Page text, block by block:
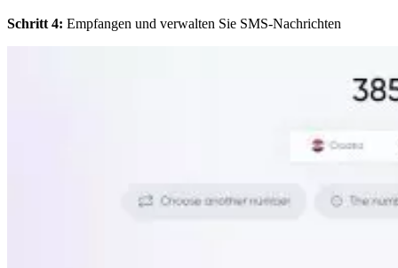
Schritt 4: Empfangen und verwalten Sie SMS-Nachrichten